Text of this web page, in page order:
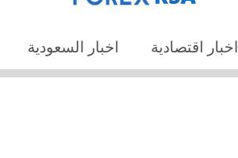
اخبار اقتصادية اخبار السعودية